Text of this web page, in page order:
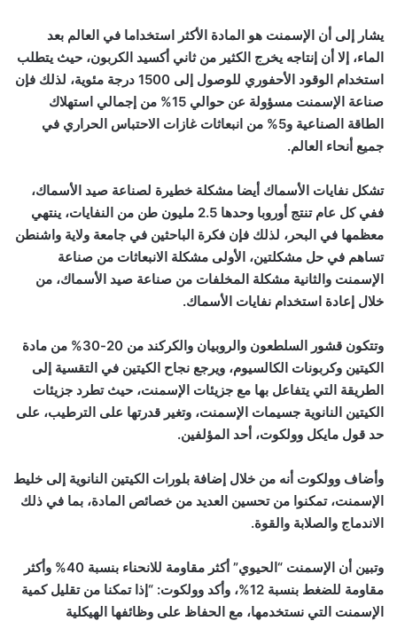
يشار إلى أن الإسمنت هو المادة الأكثر استخداما في العالم بعد
الماء، إلا أن إنتاجه يخرج الكثير من ثاني أكسيد الكربون، حيث يتطلب
استخدام الوقود الأحفوري للوصول إلى 1500 درجة مئوية، لذلك فإن
صناعة الإسمنت مسؤولة عن حوالي 15% من إجمالي استهلاك
الطاقة الصناعية و5% من انبعاثات غازات الاحتباس الحراري في
جميع أنحاء العالم.
تشكل نفايات الأسماك أيضا مشكلة خطيرة لصناعة صيد الأسماك،
ففي كل عام تنتج أوروبا وحدها 2.5 مليون طن من النفايات، ينتهي
معظمها في البحر، لذلك فإن فكرة الباحثين في جامعة ولاية واشنطن
تساهم في حل مشكلتين، الأولى مشكلة الانبعاثات من صناعة
الإسمنت والثانية مشكلة المخلفات من صناعة صيد الأسماك، من
خلال إعادة استخدام نفايات الأسماك.
وتتكون قشور السلطعون والروبيان والكركند من 20-30% من مادة
الكيتين وكربونات الكالسيوم، ويرجع نجاح الكيتين في التقسية إلى
الطريقة التي يتفاعل بها مع جزيئات الإسمنت، حيث تطرد جزيئات
الكيتين النانوية جسيمات الإسمنت، وتغير قدرتها على الترطيب، على
حد قول مايكل وولكوت، أحد المؤلفين.
وأضاف وولكوت أنه من خلال إضافة بلورات الكيتين النانوية إلى خليط
الإسمنت، تمكنوا من تحسين العديد من خصائص المادة، بما في ذلك
الاندماج والصلابة والقوة.
وتبين أن الإسمنت “الحيوي” أكثر مقاومة للانحناء بنسبة 40% وأكثر
مقاومة للضغط بنسبة 12%، وأكد وولكوت: “إذا تمكنا من تقليل كمية
الإسمنت التي نستخدمها، مع الحفاظ على وظائفها الهيكلية